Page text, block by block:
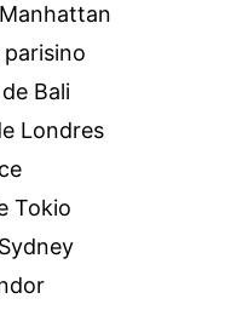
Bali
Londres
Tokio